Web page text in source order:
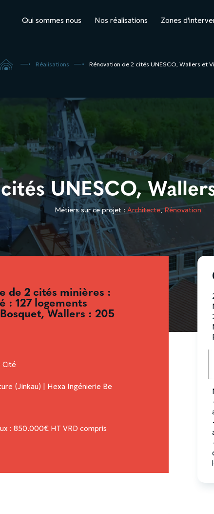
Qui sommes nous Nos réalisations Zones
5 Réalisations 5 Rénovation de 2 cités UNESCO, Wallers et
UNESCO,
Métiers sur ce projet : Architecte,Rénovation
de 2 cités minières :
: 127 logements
Wallers : 205
Cité
(Jinkau) | Hexa Ingénierie Be
: 850.000€ HT VRD compris